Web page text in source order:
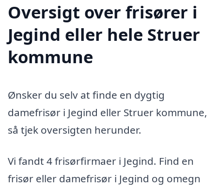
Oversigt over frisører i
Jegind eller hele Struer
kommune
Ønsker du selv at finde en dygtig
damefrisør i Jegind eller Struer kommune,
så tjek oversigten herunder.
Vi fandt 4 frisørfirmaer i Jegind. Find en
frisør eller damefrisør i Jegind og omegn